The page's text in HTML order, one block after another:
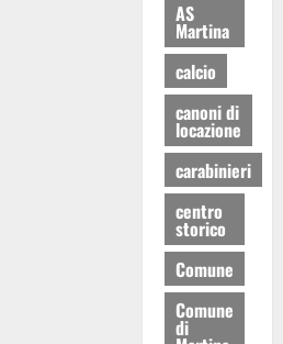
AS
Martina
calcio
canoni di
locazione
carabinieri
centro
storico
Comune
Comune
di